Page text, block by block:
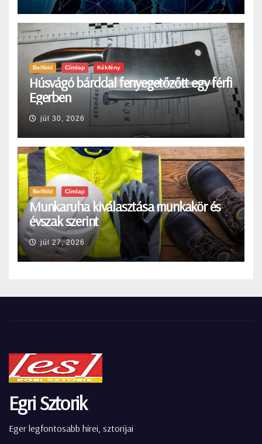
Belföld Címlap Kékfény
Húsvágó bárddal fenyegetőzőtt egy férfi
Egerben
júl 30, 2026
Belföld Címlap
Munkaruha kiválasztása munkakör és
évszak szerint
júl 27, 2026
Egri Sztorik
Eger legfontosabb hírei, sztorijai